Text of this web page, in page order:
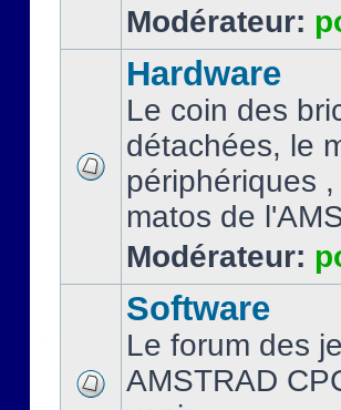
Modérateur:
Hardware
Le coin des
détachées, le
périphériques
matos de
Modérateur:
Software
Le forum des
AMSTRAD